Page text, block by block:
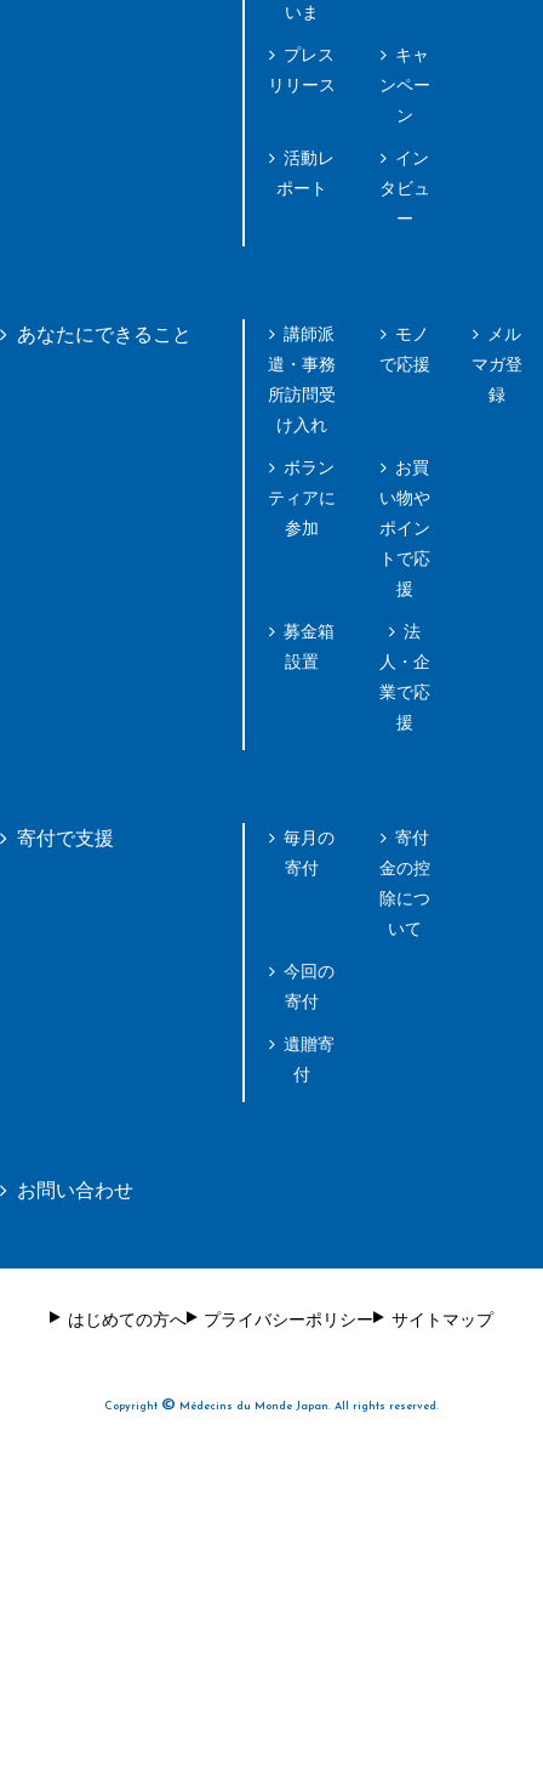
いま
プレス
リリース
活動レ
ポート
キャ
ンペー
ン
イン
タビュ
ー
あなたにできること
講師派
遣・事務
所訪問受
け入れ
ボラン
ティアに
参加
募金箱
設置
モノ
で応援
お買
い物や
ポイン
トで応
援
法
人・企
業で応
援
メル
マガ登
録
寄付で支援
毎月の
寄付
今回の
寄付
遺贈寄
付
寄付
金の控
除につ
いて
お問い合わせ
はじめての方へ プライバシーポリシー サイトマップ
Copyright © Médecins du Monde Japan. All rights reserved.